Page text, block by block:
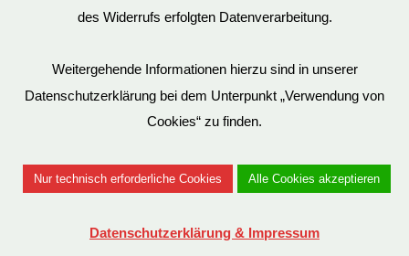
des Widerrufs erfolgten Datenverarbeitung.
Weitergehende Informationen hierzu sind in unserer
Datenschutzerklärung bei dem Unterpunkt „Verwendung von
Cookies“ zu finden.
Nur technisch erforderliche Cookies Alle Cookies akzeptieren
Datenschutzerklärung & Impressum